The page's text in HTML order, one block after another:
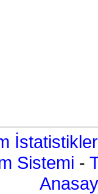
Sistemi -